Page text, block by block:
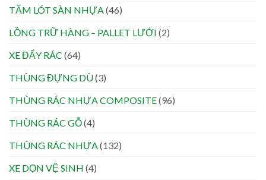
TẤM LÓT SÀN NHỰA(46)
LỒNG TRỮ HÀNG – PALLET LƯỚI (2)
XE ĐẨY RÁC (64)
THÙNG ĐỰNG DÙ(3)
THÙNG RÁC NHỰA COMPOSITE(96)
THÙNG RÁC GỖ(4)
THÙNG RÁC NHỰA(132)
XE DỌN VỆ SINH (4)